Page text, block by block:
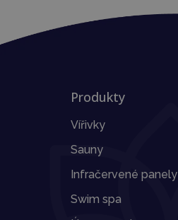
Produkty
Vířivky
Sauny
Infračervené panely
Swim spa